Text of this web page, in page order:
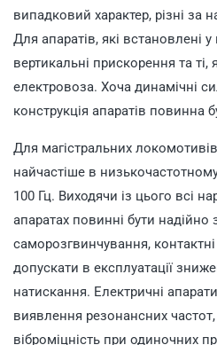
випадковий характер, різні за
Для апаратів, які встановлені
вертикальні прискорення та ті,
електровоза. Хоча динамічні
конструкція апаратів повинна
Для магістральних
найчастіше в
100 Гц. Виходячи із цього всі
апаратах повинні бути надійно
саморозгвинчування,
допускати в експлуатації
натискання. Електричні
виявлення резонансних частот,
віброміцність при одиночних